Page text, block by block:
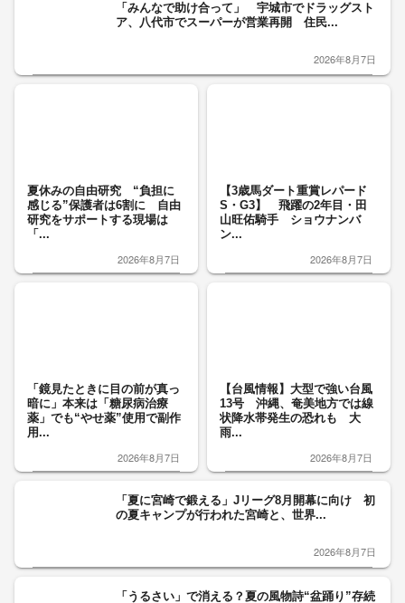
「みんなで助け合って」 宇城市でドラッグスト
ア、八代市でスーパーが営業再開 住民...
2026年8月7日
夏休みの自由研究 “負担に
感じる”保護者は6割に 自由
研究をサポートする現場は
「...
2026年8月7日
【3歳馬ダート重賞レパード
S・G3】 飛躍の2年目・田
山旺佑騎手 ショウナンバ
ン...
2026年8月7日
「鏡見たときに目の前が真っ
暗に」本来は「糖尿病治療
薬」でも“やせ薬”使用で副作
用...
2026年8月7日
【台風情報】大型で強い台風
13号 沖縄、奄美地方では線
状降水帯発生の恐れも 大
雨...
2026年8月7日
「夏に宮崎で鍛える」Jリーグ8月開幕に向け 初
の夏キャンプが行われた宮崎と、世界...
2026年8月7日
「うるさい」で消える？夏の風物詩“盆踊り”存続